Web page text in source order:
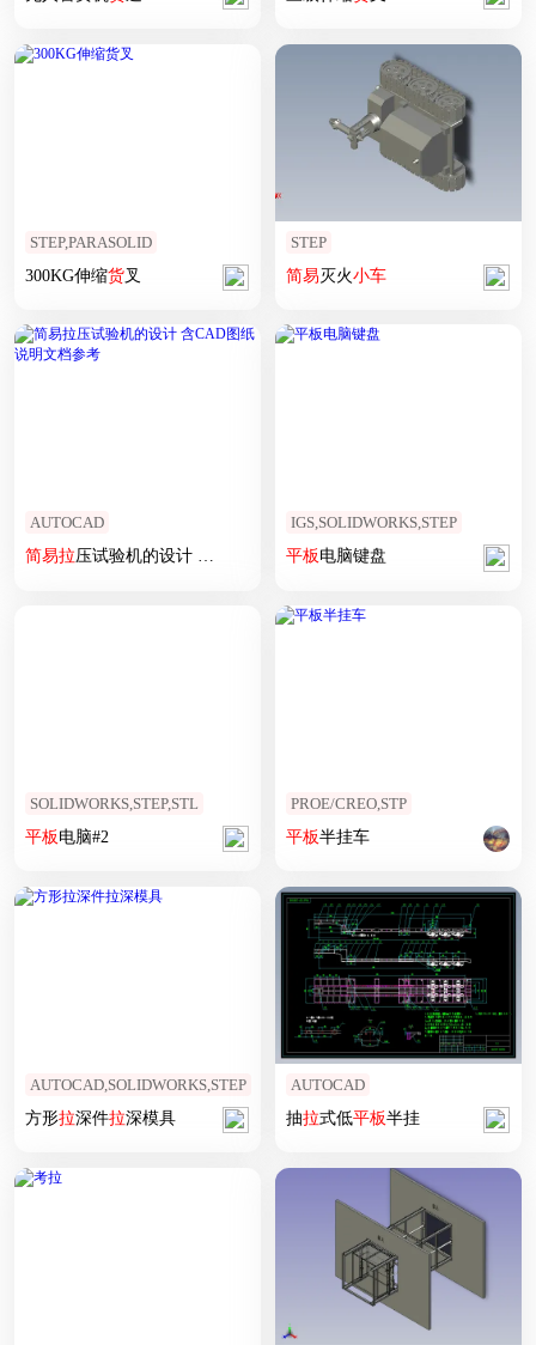
STEP,PARASOLID
300KG伸缩货叉
STEP
简易灭火小车
AUTOCAD
简易拉压试验机的设计 含CAD图纸说明文档参考
IGS,SOLIDWORKS,STEP
平板电脑键盘
SOLIDWORKS,STEP,STL
平板电脑#2
PROE/CREO,STP
平板半挂车
AUTOCAD,SOLIDWORKS,STEP
方形拉深件拉深模具
AUTOCAD
抽拉式低平板半挂